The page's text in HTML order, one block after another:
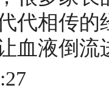
代相传
血液倒